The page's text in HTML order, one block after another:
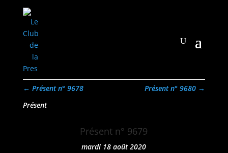
← Présent n° 9678 Présent n° 9680 →
Présent
Présent n° 9679
mardi 18 août 2020